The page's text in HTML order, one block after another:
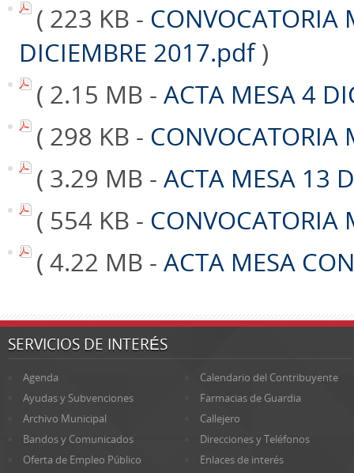
( 223 KB - CONVOCATORIA
DICIEMBRE 2017.pdf)
( 2.15 MB - ACTA MESA 4
( 298 KB -
( 3.29 MB - ACTA MESA 13
( 554 KB -
( 4.22 MB - ACTA MESA
SERVICIOS DE INTERÉS
Agenda
Calendario del Contribuyente
Ayudas y Subvenciones
Farmacias de Guardia
Archivo Municipal
Callejero
Bandos y Comunicados
Direcciones y Teléfonos
Oferta de Empleo Público
Enlaces de interés